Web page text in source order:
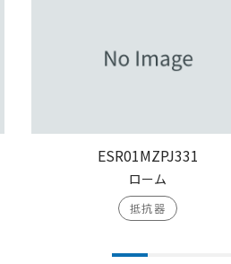
ESR01MZPJ331
ローム
抵抗器